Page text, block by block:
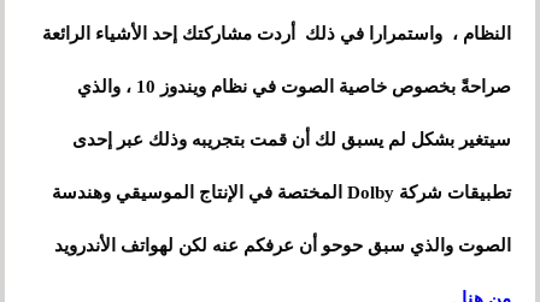
النظام، واستمرارا في ذلك أردت مشاركتك إحد الأشياء الرائعة
صراحةً بخصوص خاصية الصوت في نظام ويندوز 10 ،والذي
سيتغير بشكل لم يسبق لك أن قمت بتجريبه وذلك عبر إحدى
تطبيقات شركة Dolby المختصة في الإنتاج الموسيقي وهندسة
الصوت والذي سبق حوحو أن عرفكم عنه لكن لهواتف الأندرويد